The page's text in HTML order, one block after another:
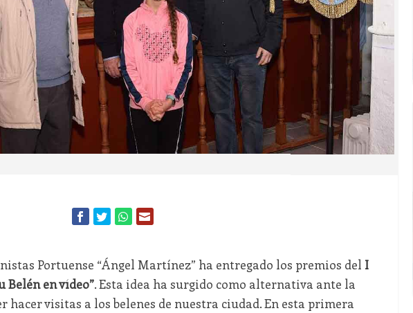
Portuense “Ángel Martínez” ha entregado los premios del I
Belén en vídeo”. Esta idea ha surgido como alternativa ante la
hacer visitas a los belenes de nuestra ciudad. En esta primera